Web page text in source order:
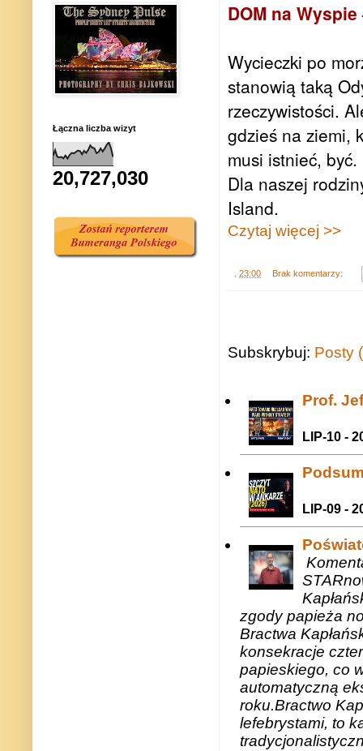
DOM na
Wycieczki po
stanowią taką
rzeczywistości.
gdzieś na ziemi,
musi istnieć,
Dla naszej
Island.
Czytaj więcej >>
23:00 Brak komentarzy:
Subskrybuj: Posty
Prof.
LIP-10 -
LIP-09 -
zgody papieża
Bractwa
konsekracje
papieskiego, co
automatyczną
roku.Bractwo
lefebrystami, to
Łączna liczba wizyt
20,727,030